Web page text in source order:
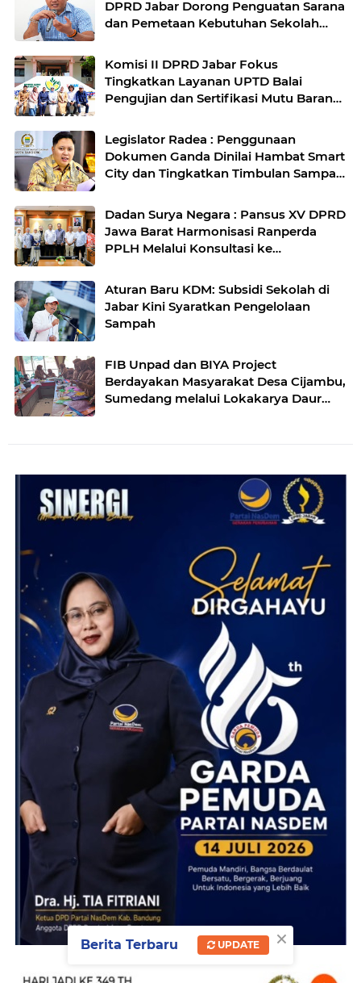
DPRD Jabar Dorong Penguatan Sarana
dan Pemetaan Kebutuhan Sekolah
Komisi II DPRD Jabar Fokus
Tingkatkan Layanan UPTD Balai
Pengujian dan Sertifikasi Mutu Barang
Legislator Radea : Penggunaan
Dokumen Ganda Dinilai Hambat Smart
City dan Tingkatkan Timbulan Sampah
Dadan Surya Negara : Pansus XV DPRD
Jawa Barat Harmonisasi Ranperda
PPLH Melalui Konsultasi ke
Aturan Baru KDM: Subsidi Sekolah di
Jabar Kini Syaratkan Pengelolaan
Sampah
FIB Unpad dan BIYA Project
Berdayakan Masyarakat Desa Cijambu,
Sumedang melalui Lokakarya Daur
×
Berita Terbaru UPDATE